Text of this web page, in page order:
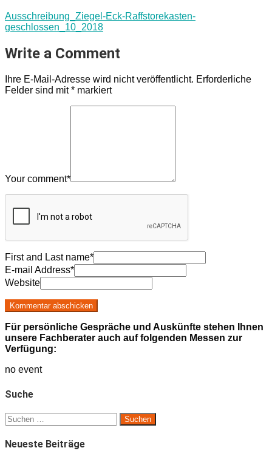
Ausschreibung_Ziegel-Eck-Raffstorekasten-
geschlossen_10_2018
Write a Comment
Ihre E-Mail-Adresse wird nicht veröffentlicht. Erforderliche
Felder sind mit* markiert
Your comment*
First and Last name*
E-mail Address*
Website
Für persönliche Gespräche und Auskünfte stehen Ihnen
unsere Fachberater auch auf folgenden Messen zur
Verfügung:
no event
Suche
Suchen
nach:
Neueste Beiträge